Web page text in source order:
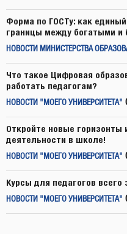
Форма по ГОСТу: как
границы между богатыми
НОВОСТИ МИНИСТЕРСТВА
Что такое Цифровая
работать педагогам?
НОВОСТИ "МОЕГО УНИВЕРСИТЕТА"
Откройте новые горизонты
деятельности в школе!
НОВОСТИ "МОЕГО УНИВЕРСИТЕТА"
Курсы для педагогов всего
НОВОСТИ "МОЕГО УНИВЕРСИТЕТА"